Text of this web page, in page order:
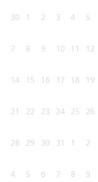
30 1 2 3 4 5
7 8 9 10 11 12
14 15 16 17 18 19
21 22 23 24 25 26
28 29 30 31 1 2
4 5 6 7 8 9